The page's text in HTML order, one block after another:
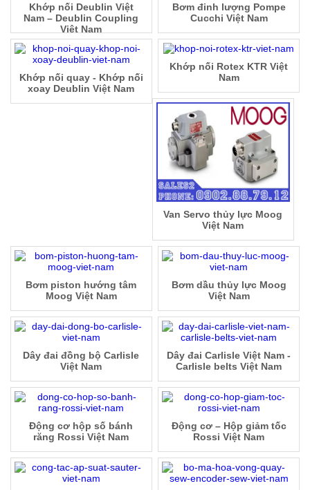
Khớp nối Deublin Việt
Nam – Deublin Coupling
Việt Nam
Bơm đinh lượng Pompe
Cucchi Việt Nam
Khớp nối quay - Khớp nối
xoay Deublin Việt Nam
Khớp nối Rotex KTR Việt
Nam
Van Servo thủy lực Moog
Việt Nam
Bơm dầu thủy lực Moog
Việt Nam
Bơm piston hướng tâm
Moog Việt Nam
Dây đai Carlisle Việt Nam -
Carlisle belts Việt Nam
Dây đai đồng bộ Carlisle
Việt Nam
Động cơ – Hộp giảm tốc
Rossi Việt Nam
Động cơ hộp số bánh
răng Rossi Việt Nam